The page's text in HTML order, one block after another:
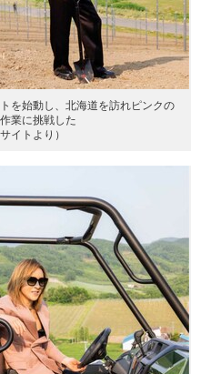
を始動し、北海道を訪れピンクの
業に挑戦した
イトより）